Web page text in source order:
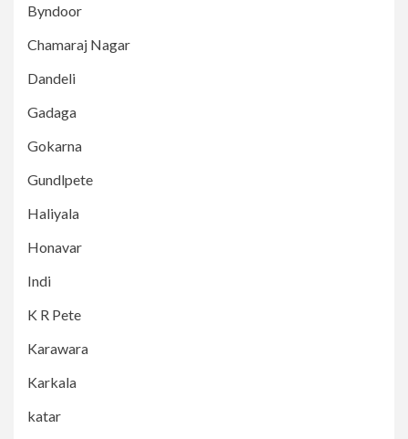
Byndoor
Chamaraj Nagar
Dandeli
Gadaga
Gokarna
Gundlpete
Haliyala
Honavar
Indi
K R Pete
Karawara
Karkala
katar